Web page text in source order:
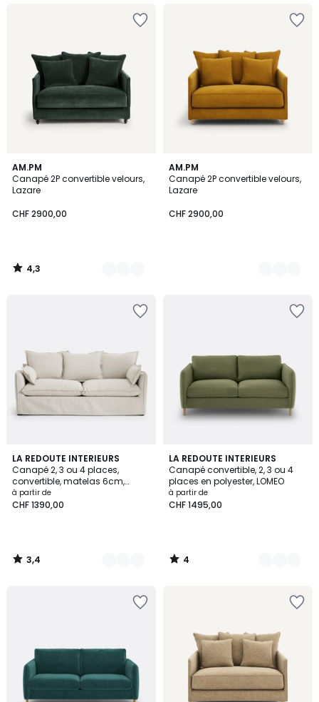
AM.PM
Canapé 2P convertible velours,
Lazare
CHF 2900,00
4,3
/ 5
16
Couleurs
4,3
/
AM.PM
Canapé 2P convertible velours,
Lazare
CHF 2900,00
3
Couleurs
LA REDOUTE INTERIEURS
Canapé 2, 3 ou 4 places,
convertible, matelas 6cm,
dehoussable, polyester, ODNA
à partir de
CHF 1390,00
3,4
/ 5
4
Couleurs
3,4
/
LA REDOUTE INTERIEURS
Canapé convertible, 2, 3 ou 4
places en polyester, LOMEO
à partir de
CHF 1495,00
4
/
5
6
Couleurs
4
/